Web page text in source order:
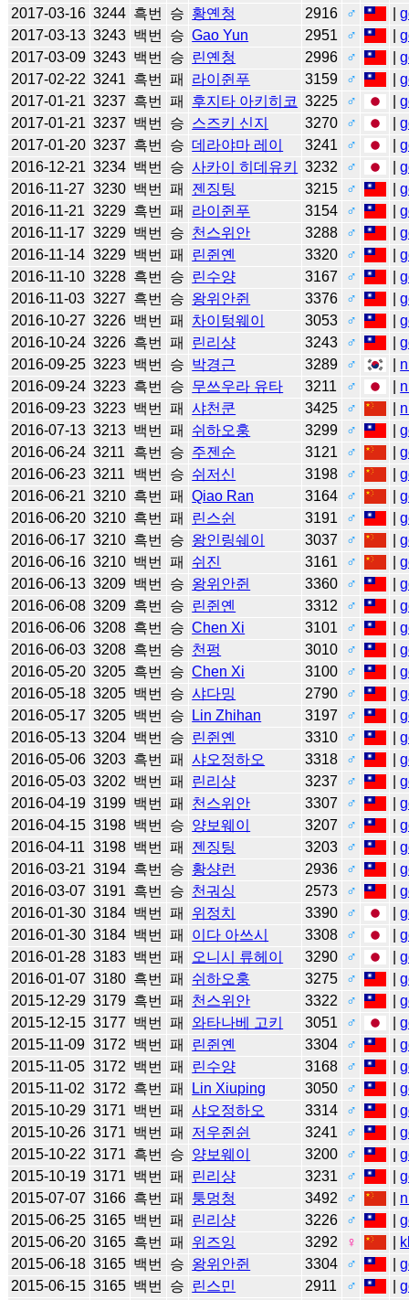
2017-03-16 3244 흑번 승 황옌청 2916 ♂ |
2017-03-13 3243 백번 승 Gao Yun 2951 ♂ |
2017-03-09 3243 백번 승 린옌청 2996 ♂ |
2017-02-22 3241 흑번 패 라이쥔푸 3159 ♂ |
2017-01-21 3237 흑번 패 후지타 아키히코 3225 ♂ |
2017-01-21 3237 백번 승 스즈키 신지 3270 ♂ |
2017-01-20 3237 흑번 승 데라야마 레이 3241 ♂ |
2016-12-21 3234 백번 승 사카이 히데유키 3232 ♂ |
2016-11-27 3230 백번 패 젠징팅 3215 ♂ |
2016-11-21 3229 흑번 패 라이쥔푸 3154 ♂ |
2016-11-17 3229 백번 승 천스위안 3288 ♂ |
2016-11-14 3229 백번 패 린쥔옌 3320 ♂ |
2016-11-10 3228 흑번 승 린수양 3167 ♂ |
2016-11-03 3227 흑번 승 왕위안쥔 3376 ♂ |
2016-10-27 3226 백번 패 차이텅웨이 3053 ♂ |
2016-10-24 3226 흑번 패 린리샹 3243 ♂ |
2016-09-25 3223 백번 승 박경근 3289 ♂
2016-09-24 3223 흑번 승 무쓰우라 유타 3211 ♂
2016-09-23 3223 백번 패 샤천쿤 3425 ♂
2016-07-13 3213 백번 패 쉬하오훙 3299 ♂ |
2016-06-24 3211 흑번 승 주젠순 3121 ♂ |
2016-06-23 3211 백번 승 쉬저신 3198 ♂ |
2016-06-21 3210 흑번 패 Qiao Ran 3164 ♂ |
2016-06-20 3210 흑번 패 린스쉰 3191 ♂ |
2016-06-17 3210 흑번 승 왕인링쉐이 3037 ♂ |
2016-06-16 3210 백번 패 쉬진 3161 ♂ |
2016-06-13 3209 백번 승 왕위안쥔 3360 ♂ |
2016-06-08 3209 흑번 승 린쥔옌 3312 ♂ |
2016-06-06 3208 흑번 승 Chen Xi 3101 ♂ |
2016-06-03 3208 흑번 승 천펑 3010 ♂ |
2016-05-20 3205 흑번 승 Chen Xi 3100 ♂ |
2016-05-18 3205 백번 승 샤다밍 2790 ♂ |
2016-05-17 3205 백번 승 Lin Zhihan 3197 ♂ |
2016-05-13 3204 백번 승 린쥔옌 3310 ♂ |
2016-05-06 3203 흑번 패 샤오정하오 3318 ♂ |
2016-05-03 3202 백번 패 린리샹 3237 ♂ |
2016-04-19 3199 백번 패 천스위안 3307 ♂ |
2016-04-15 3198 백번 승 양보웨이 3207 ♂ |
2016-04-11 3198 백번 패 젠징팅 3203 ♂ |
2016-03-21 3194 흑번 승 황샹런 2936 ♂ |
2016-03-07 3191 흑번 승 천궈싱 2573 ♂ |
2016-01-30 3184 백번 패 위정치 3390 ♂ |
2016-01-30 3184 백번 패 이다 아쓰시 3308 ♂ |
2016-01-28 3183 백번 패 오니시 류헤이 3290 ♂ |
2016-01-07 3180 흑번 패 쉬하오훙 3275 ♂ |
2015-12-29 3179 흑번 패 천스위안 3322 ♂ |
2015-12-15 3177 백번 패 와타나베 고키 3051 ♂ |
2015-11-09 3172 백번 패 린쥔옌 3304 ♂ |
2015-11-05 3172 백번 패 린수양 3168 ♂ |
2015-11-02 3172 흑번 패 Lin Xiuping 3050 ♂ |
2015-10-29 3171 백번 패 샤오정하오 3314 ♂ |
2015-10-26 3171 백번 패 저우쥔쉰 3241 ♂ |
2015-10-22 3171 흑번 승 양보웨이 3200 ♂ |
2015-10-19 3171 백번 패 린리샹 3231 ♂ |
2015-07-07 3166 흑번 패 퉁멍청 3492 ♂
2015-06-25 3165 백번 패 린리샹 3226 ♂ |
2015-06-20 3165 흑번 패 위즈잉 3292 ♀
2015-06-18 3165 백번 승 왕위안쥔 3304 ♂ |
2015-06-15 3165 백번 승 린스민 2911 ♂ |